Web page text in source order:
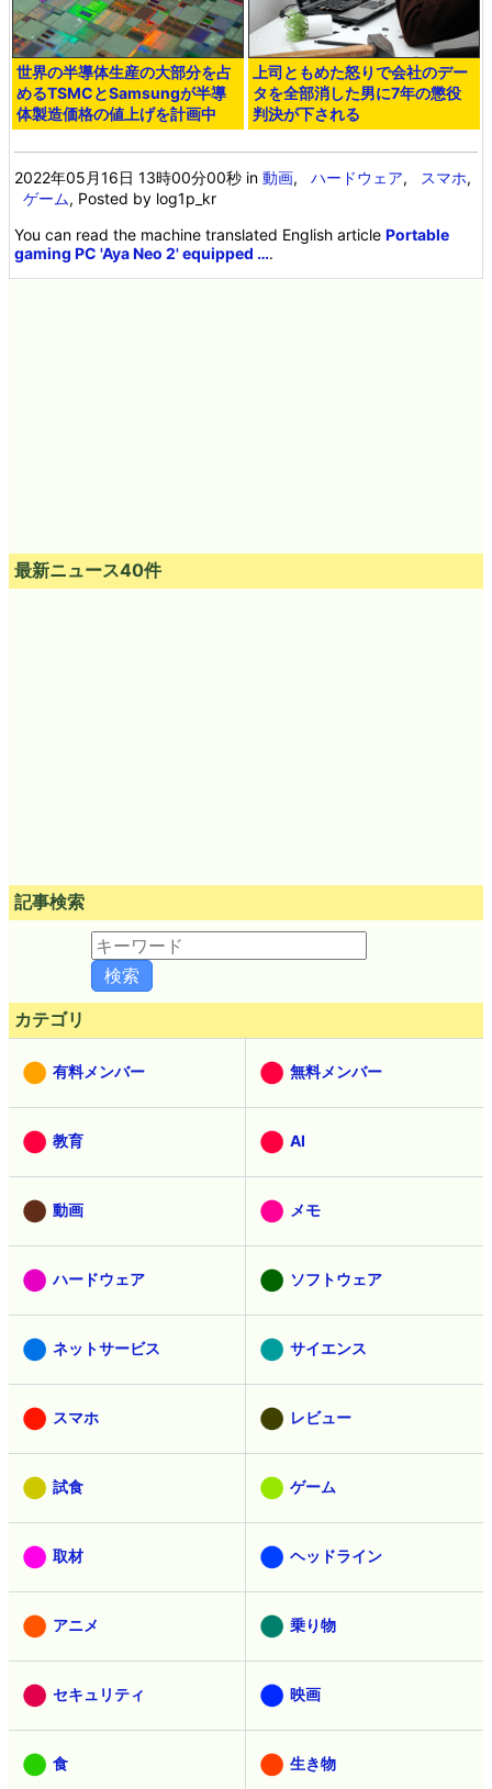
世界の半導体生産の大部分を占
めるTSMCとSamsungが半導
体製造価格の値上げを計画中
上司ともめた怒りで会社のデー
タを全部消した男に7年の懲役
判決が下される
2022年05月16日 13時00分00秒 in動画,ハードウェア, スマホ,
ゲーム, Posted by log1p_kr
You can read the machine translated English articlePortable
gaming PC 'Aya Neo 2' equipped ….
最新ニュース40件
記事検索
カテゴリ
有料メンバー 無料メンバー
教育 AI
動画 メモ
ハードウェア ソフトウェア
ネットサービス サイエンス
スマホ レビュー
試食 ゲーム
取材 ヘッドライン
アニメ 乗り物
セキュリティ 映画
食 生き物